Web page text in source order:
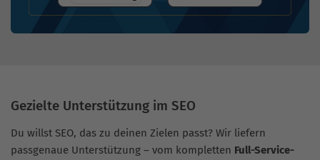
Gezielte Unterstützung im SEO
Du willst SEO, das zu deinen Zielen passt? Wir liefern
passgenaue Unterstützung – vom kompletten Full-Service-